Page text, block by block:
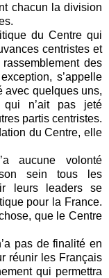
chacun la division
du Centre qui
centristes et
des
s’appelle
avec quelques uns,
qui n’ait pas jeté
partis centristes.
du Centre, elle
aucune volonté
sein tous les
leurs leaders se
pour la France.
que le Centre
pas de finalité en
réunir les Français
qui permettra